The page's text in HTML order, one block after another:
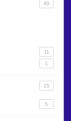
49
11
1
15
5